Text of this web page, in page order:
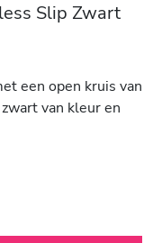
Slip Zwart
een open kruis van
van kleur en